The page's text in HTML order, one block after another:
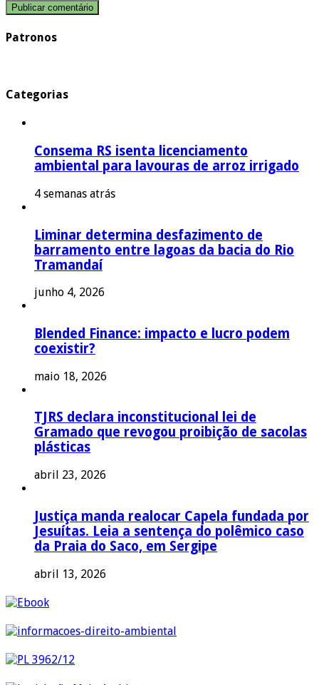
Patronos
Categorias
Consema RS isenta licenciamento
ambiental para lavouras de arroz irrigado
4 semanas atrás
Liminar determina desfazimento de
barramento entre lagoas da bacia do Rio
Tramandaí
junho 4, 2026
Blended Finance: impacto e lucro podem
coexistir?
maio 18, 2026
TJRS declara inconstitucional lei de
Gramado que revogou proibição de sacolas
plásticas
abril 23, 2026
Justiça manda realocar Capela fundada por
Jesuítas. Leia a sentença do polêmico caso
da Praia do Saco, em Sergipe
abril 13, 2026